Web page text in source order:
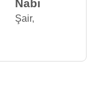
Nabi
Şair,